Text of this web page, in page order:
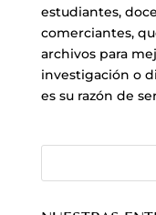
estudiantes,
comerciantes,
archivos para
investigación o
es su razón de